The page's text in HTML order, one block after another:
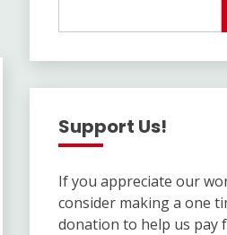
Support Us!
If you appreciate our
consider making a one
donation to help us pay